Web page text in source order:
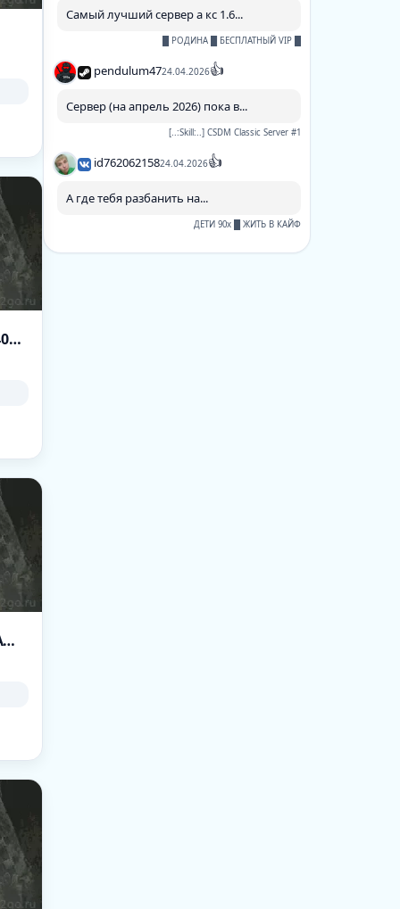
c400.ru CS:Source Server [ex Dust2 only] v9540945 [HLstatsX]
Z -=ZLOY-#5-Deathmatch-(de_dust2)-[ZLOYGAMES.COM]=-
Самый лучший сервер а кс 1.6...
█ РОДИНА █ БЕСПЛАТНЫЙ VIP █
pendulum4724.04.2026👍
Сервер (на апрель 2026) пока в...
[..:Skill:..] CSDM Classic Server #1
id76206215824.04.2026👍
А где тебя разбанить на...
ДЕТИ 90х █ ЖИТЬ В КАЙФ